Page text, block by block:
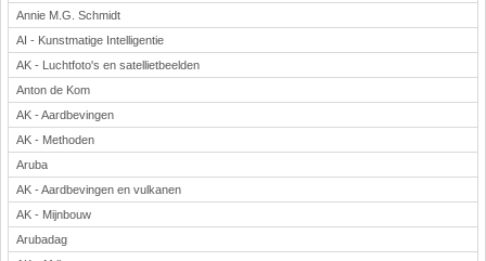
Annie M.G. Schmidt
AI - Kunstmatige Intelligentie
AK - Luchtfoto's en satellietbeelden
Anton de Kom
AK - Aardbevingen
AK - Methoden
Aruba
AK - Aardbevingen en vulkanen
AK - Mijnbouw
Arubadag